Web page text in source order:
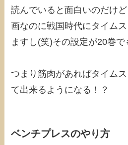
読んでいると面白いのだけ
画なのに戦国時代にタイム
ますし(笑)その設定が20巻で
つまり筋肉があればタイム
て出来るようになる！？
ベンチプレスのやり方